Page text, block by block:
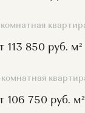
113 850 руб. м²
106 750 руб. м²